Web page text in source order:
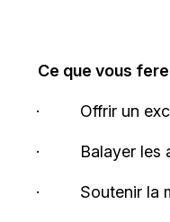
Ce que vous
· Offrir un
· Balayer les
· Soutenir la